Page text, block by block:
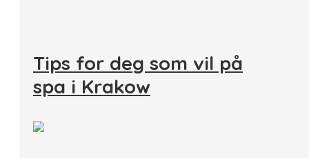
Tips for deg som vil på
spa i Krakow